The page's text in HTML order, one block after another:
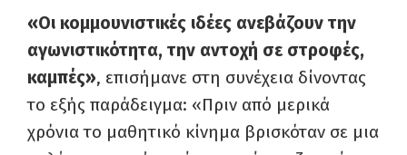
«Οι κομμουνιστικές ιδέες ανεβάζουν την
αγωνιστικότητα, την αντοχή σε στροφές,
καμπές», επισήμανε στη συνέχεια δίνοντας
το εξής παράδειγμα: «Πριν από μερικά
χρόνια το μαθητικό κίνημα βρισκόταν σε μια